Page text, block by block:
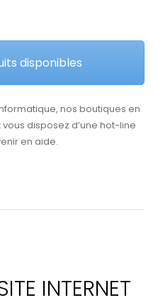
disponibles
nos boutiques en
disposez d’une hot-line
en aide.
INTERNET